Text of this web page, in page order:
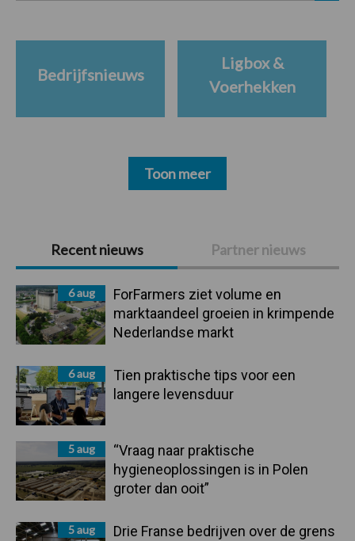
Primaire
Sidebar
Recent nieuws Partner nieuws
6 aug
ForFarmers ziet volume en
marktaandeel groeien in krimpende
Nederlandse markt
6 aug
Tien praktische tips voor een
langere levensduur
5 aug
“Vraag naar praktische
hygieneoplossingen is in Polen
groter dan ooit”
5 aug
Drie Franse bedrijven over de grens
Bedrijfsnieuws
Ligbox &
Voerhekken
Toon meer